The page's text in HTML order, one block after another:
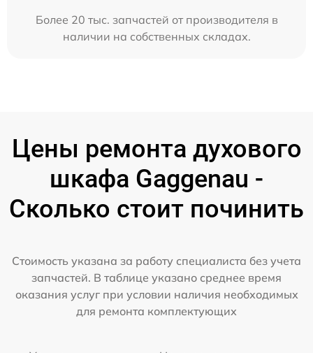
Более 20 тыс. запчастей от производителя в
наличии на собственных складах.
Цены ремонта духового
шкафа Gaggenau -
Сколько стоит починить
Стоимость указана за работу специалиста без учета
запчастей. В таблице указано среднее время
оказания услуг при условии наличия необходимых
для ремонта комплектующих